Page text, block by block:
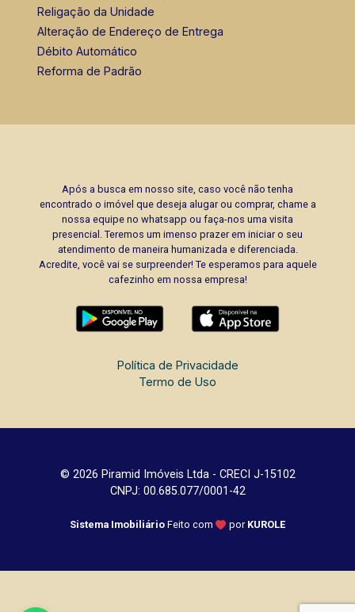
Religação da Unidade
Alteração de Endereço de Entrega
Débito Automático
Reforma de Padrão
Após a busca em nosso site, caso você não tenha
encontrado o imóvel que deseja alugar ou comprar, chame a
nossa equipe no whatsapp ou faça-nos uma visita
presencial. Teremos um imenso prazer em iniciar o seu
atendimento de maneira humanizada e diferenciada.
Acredite, você vai se surpreender! Te esperamos para aquele
cafezinho em nossa empresa!
Política de Privacidade
Termo de Uso
© 2026 Piramid Imóveis Ltda - CRECI J-15102
CNPJ: 00.685.077/0001-42
Sistema Imobiliário Feito com por KUROLE